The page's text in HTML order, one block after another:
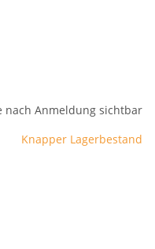
nach Anmeldung sichtbar
Knapper Lagerbestand